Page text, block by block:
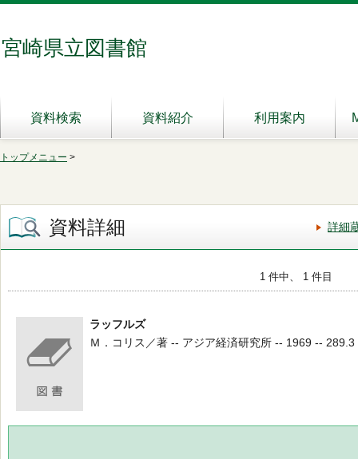
宮崎県立図書館
資料検索 資料紹介 利用案内
トップメニュー >
資料詳細 詳細
1 件中、 1 件目
ラッフルズ
Ｍ．コリス／著 -- アジア経済研究所 -- 1969 -- 289.3